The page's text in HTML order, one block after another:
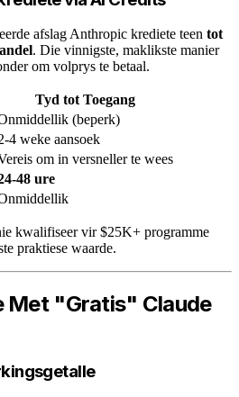
afslag Anthropic krediete teen tot
. Die vinnigste, maklikste manier
om volprys te betaal.
Tyd tot Toegang
(beperk)
4 weke aansoek
om in versneller te wees
48 ure
kwalifiseer vir $25K+ programme
praktiese waarde.
Met "Gratis" Claude